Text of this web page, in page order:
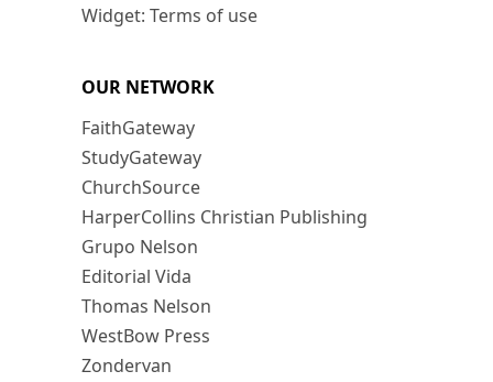
Widget: Terms of use
OUR NETWORK
FaithGateway
StudyGateway
ChurchSource
HarperCollins Christian Publishing
Grupo Nelson
Editorial Vida
Thomas Nelson
WestBow Press
Zondervan